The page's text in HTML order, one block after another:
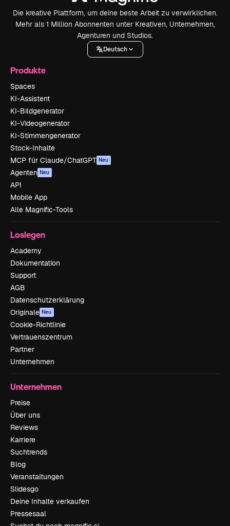
Die kreative Plattform, um deine beste Arbeit zu verwirklichen.
Mehr als 1 Million Abonnenten unter Kreativen, Unternehmen,
Agenturen und Studios.
Deutsch
Produkte
Spaces
KI-Assistent
KI-Bildgenerator
KI-Videogenerator
KI-Stimmengenerator
Stock-Inhalte
MCP für Claude/ChatGPT Neu
Agenten Neu
API
Mobile App
Alle Magnific-Tools
Loslegen
Academy
Dokumentation
Support
AGB
Datenschutzerklärung
Originale Neu
Cookie-Richtlinie
Vertrauenszentrum
Partner
Unternehmen
Unternehmen
Preise
Über uns
Reviews
Karriere
Suchtrends
Blog
Veranstaltungen
Slidesgo
Deine Inhalte verkaufen
Pressesaal